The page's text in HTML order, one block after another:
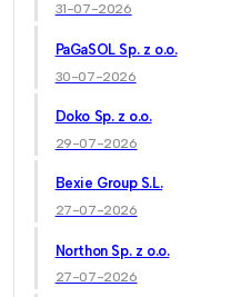
31-07-2026
PaGaSOL Sp. z o.o.
30-07-2026
Doko Sp. z o.o.
29-07-2026
Bexie Group S.L.
27-07-2026
Northon Sp. z o.o.
27-07-2026